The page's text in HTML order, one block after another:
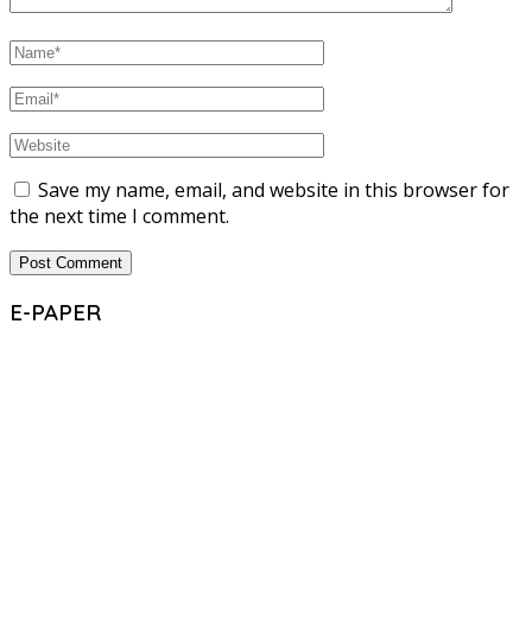
Save my name, email, and website in this browser for
the next time I comment.
E-PAPER